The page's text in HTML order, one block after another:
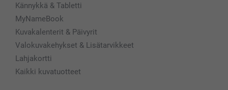
Kännykkä & Tabletti
MyNameBook
Kuvakalenterit & Päivyrit
Valokuvakehykset & Lisätarvikkeet
Lahjakortti
Kaikki kuvatuotteet